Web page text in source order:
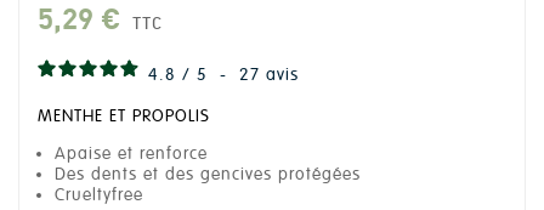
5,29 € TTC
4.8 / 5 - 27 avis
MENTHE ET PROPOLIS
Apaise et renforce
Des dents et des gencives protégées
Crueltyfree